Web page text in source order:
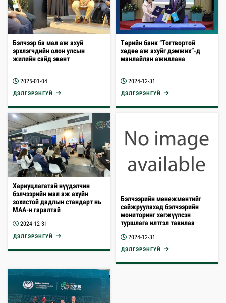
Бэлчээр ба мал аж ахуй
эрхлэгчдийн олон улсын
жилийн сайд эвент
2025-01-04
ДЭЛГЭРЭНГҮЙ
Төрийн банк “Тогтвортой
хөдөө аж ахуйг дэмжих”-д
манлайлан ажиллана
2024-12-31
ДЭЛГЭРЭНГҮЙ
Хариуцлагатай нүүдэлчин
бэлчээрийн мал аж ахуйн
зохистой дадлын стандарт нь
МАА-н гаралтай
нэмэгдүүлж буй талаар сайд
эвент зохион байгууллаа
2024-12-31
ДЭЛГЭРЭНГҮЙ
Бэлчээрийн менежментийг
сайжруулахад бэлчээрийн
мониторинг хөгжүүлсэн
туршлага илтгэл тавилаа
2024-12-31
ДЭЛГЭРЭНГҮЙ